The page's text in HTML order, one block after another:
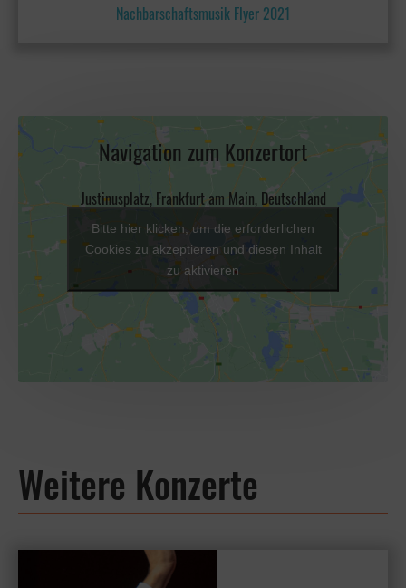
Nachbarschaftsmusik Flyer 2021
Navigation zum Konzertort
Justinusplatz, Frankfurt am Main, Deutschland
Bitte hier klicken, um die erforderlichen
Cookies zu akzeptieren und diesen Inhalt
zu aktivieren
Weitere Konzerte